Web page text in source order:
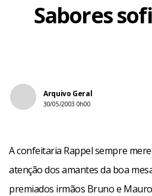
Sabores
Arquivo Geral
30/05/2003 0h00
A confeitaria Rappel sempre
atenção dos amantes da boa
premiados irmãos Bruno e